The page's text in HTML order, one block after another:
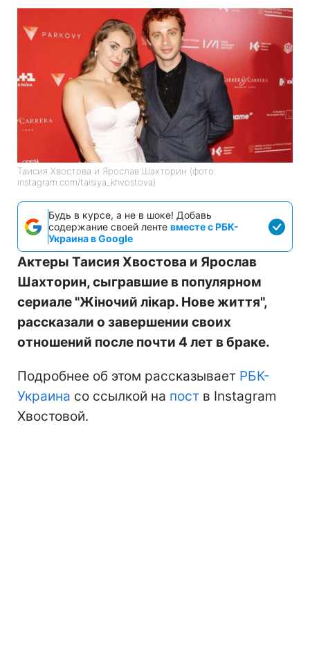
Таисия Хвостова и Ярослав Шахторин (фото:
instagram.com/taisiya_khvostova)
Будь в курсе, а не в шоке! Добавь
содержание своей ленте вместе с РБК-
Украина в Google
Актеры Таисия Хвостова и Ярослав
Шахторин, сыгравшие в популярном
сериале "Жіночий лікар. Нове життя",
рассказали о завершении своих
отношений после почти 4 лет в браке.
Подробнее об этом рассказывает РБК-
Украина со ссылкой на пост в Instagram
Хвостовой.